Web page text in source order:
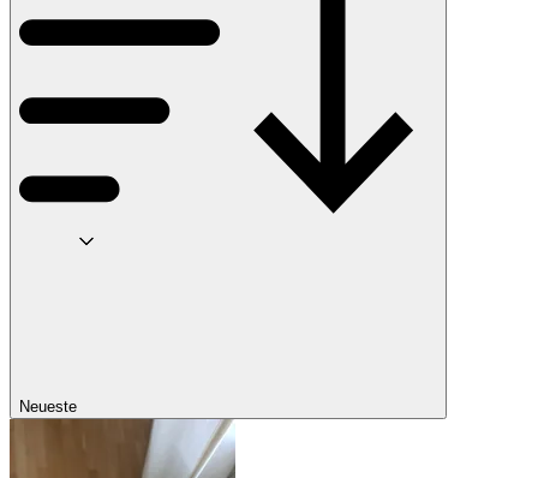
Neueste